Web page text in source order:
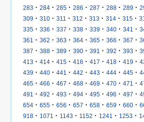
283 · 284 · 285 · 286 · 287 · 288 · 289 ·
309 · 310 · 311 · 312 · 313 · 314 · 315 ·
335 · 336 · 337 · 338 · 339 · 340 · 341 ·
361
· 362 · 363 · 364 · 365 · 366 · 367 ·
387 · 388 · 389 · 390 · 391 · 392 · 393 ·
413 · 414 · 415 · 416 · 417 · 418 · 419 ·
439 · 440 · 441 · 442 · 443 · 444 · 445 ·
465 · 466 · 467 · 468 · 469 · 470 · 471 ·
491
· 492 · 493 · 494 · 495 · 496 · 497 ·
654 · 655 · 656 · 657 · 658 · 659 · 660 ·
918 · 1071 · 1143 · 1152 · 1241 · 1253 ·